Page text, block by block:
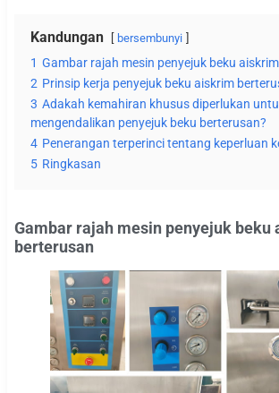
Kandungan bersembunyi
1 Gambar rajah mesin penyejuk beku
2 Prinsip kerja penyejuk beku aiskrim
3 Adakah kemahiran khusus diperlukan
mengendalikan penyejuk beku berterusan?
4 Penerangan terperinci tentang keperluan
5 Ringkasan
Gambar rajah mesin penyejuk beku
berterusan